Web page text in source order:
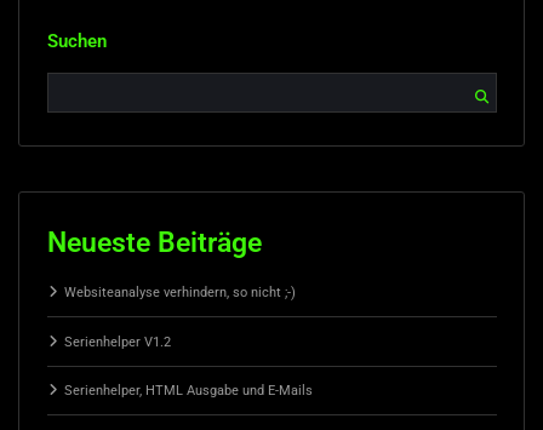
Suchen
Neueste Beiträge
Websiteanalyse verhindern, so nicht ;-)
Serienhelper V1.2
Serienhelper, HTML Ausgabe und E-Mails